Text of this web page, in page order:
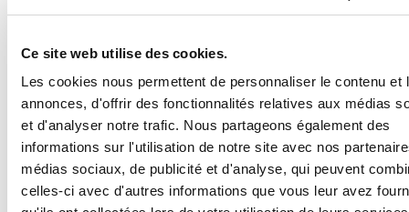
Ce site web utilise des cookies.
Les cookies nous permettent de personnaliser le contenu et
annonces, d'offrir des fonctionnalités relatives aux médias
et d'analyser notre trafic. Nous partageons également des
informations sur l'utilisation de notre site avec nos
médias sociaux, de publicité et d'analyse, qui peuvent
celles-ci avec d'autres informations que vous leur avez
Panneau Veuillez vous adresser au poste de garde
Supports disponibles :
- Forex 2 mm (pvc expansé pour un panneau en
plastique standard, léger et résistant)